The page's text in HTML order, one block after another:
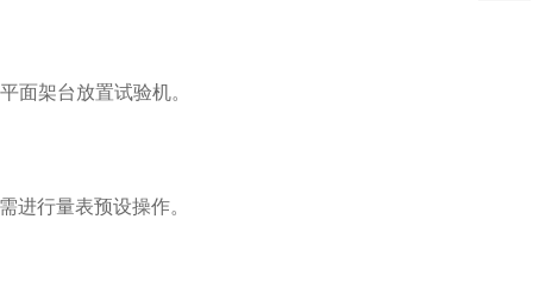
面架台放置试验机。
进行量表预设操作。